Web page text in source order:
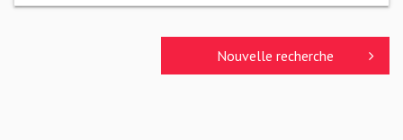
Nouvelle recherche